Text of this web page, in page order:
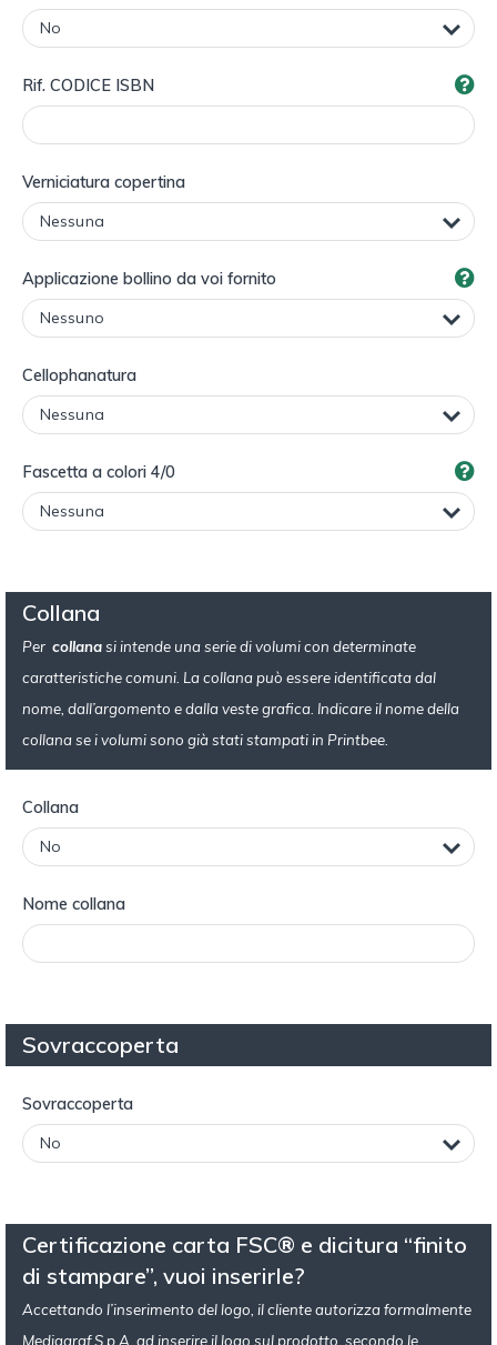
Rif. CODICE ISBN
Verniciatura copertina
Applicazione bollino da voi fornito
Cellophanatura
Fascetta a colori 4/0
Collana
Per collanasi intende una serie di volumi con determinate
caratteristiche comuni. La collana può essere identificata dal
nome, dall’argomento e dalla veste grafica. Indicare il nome della
collana se i volumi sono già stati stampati in Printbee.
Collana
Nome collana
Sovraccoperta
Sovraccoperta
Certificazione carta FSC® e dicitura “finito
di stampare”, vuoi inserirle?
Accettando l’inserimento del logo, il cliente autorizza formalmente
Mediagraf S.p.A. ad inserire il logo sul prodotto, secondo le